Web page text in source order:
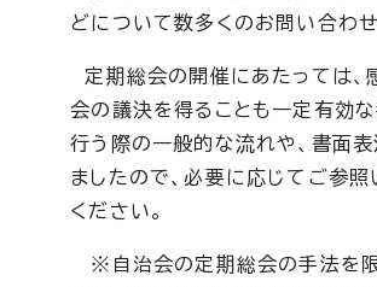
どについて数多くのお問い合わ
定期総会の開催にあたっては、
会の議決を得ることも一定有効
行う際の一般的な流れや、書面
ましたので、必要に応じてご参
ください。
※自治会の定期総会の手法を限